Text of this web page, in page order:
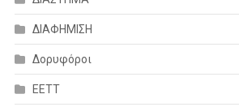
ΔΙΑΦΗΜΙΣΗ
Δορυφόροι
ΕΕΤΤ